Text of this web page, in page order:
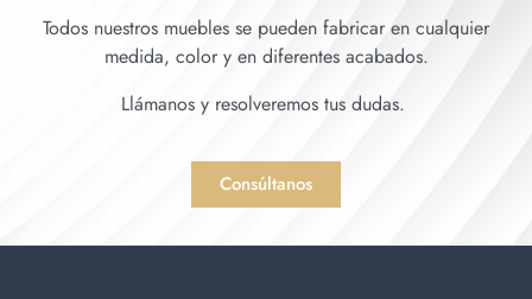
Todos nuestros muebles se pueden fabricar en cualquier
medida, color y en diferentes acabados.
Llámanos y resolveremos tus dudas.
Consúltanos